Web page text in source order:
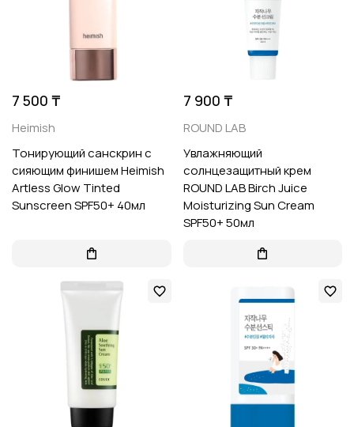
7 500 ₸
Heimish
Тонирующий санскрин с
сияющим финишем Heimish
Artless Glow Tinted
Sunscreen SPF50+ 40мл
7 900 ₸
ROUND LAB
Увлажняющий
солнцезащитный крем
ROUND LAB Birch Juice
Moisturizing Sun Cream
SPF50+ 50мл